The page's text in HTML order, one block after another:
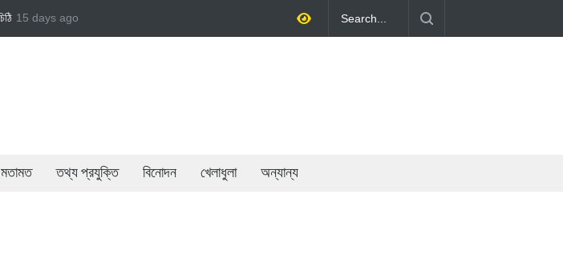
বহিষ্কার বেসরকারি খাতের গতিশীলতায় অর্থনীতি গড়ে তোলাই সরকারের মূল লক্ষ্য: প্রধানমন্ত্রী
ago
মতামত তথ্য প্রযুক্তি বিনোদন খেলাধুলা অন্যান্য